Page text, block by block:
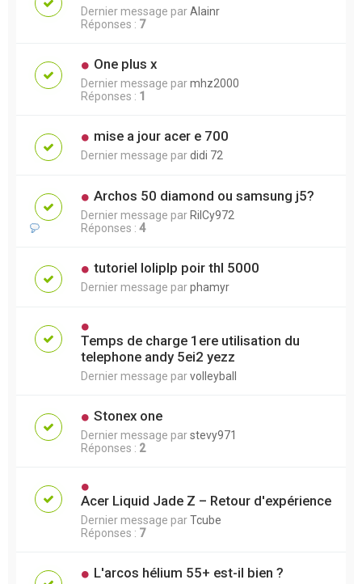
Dernier message parAlainr
Réponses : 7
One plus x
Dernier message parmhz2000
Réponses : 1
mise a jour acer e 700
Dernier message pardidi 72
Archos 50 diamond ou samsung j5?
Dernier message parRilCy972
Réponses : 4
tutoriel loliplp poir thl 5000
Dernier message parphamyr
Temps de charge 1ere utilisation du
telephone andy 5ei2 yezz
Dernier message parvolleyball
Stonex one
Dernier message parstevy971
Réponses : 2
Acer Liquid Jade Z – Retour d'expérience
Dernier message parTcube
Réponses : 7
L'arcos hélium 55+ est-il bien ?